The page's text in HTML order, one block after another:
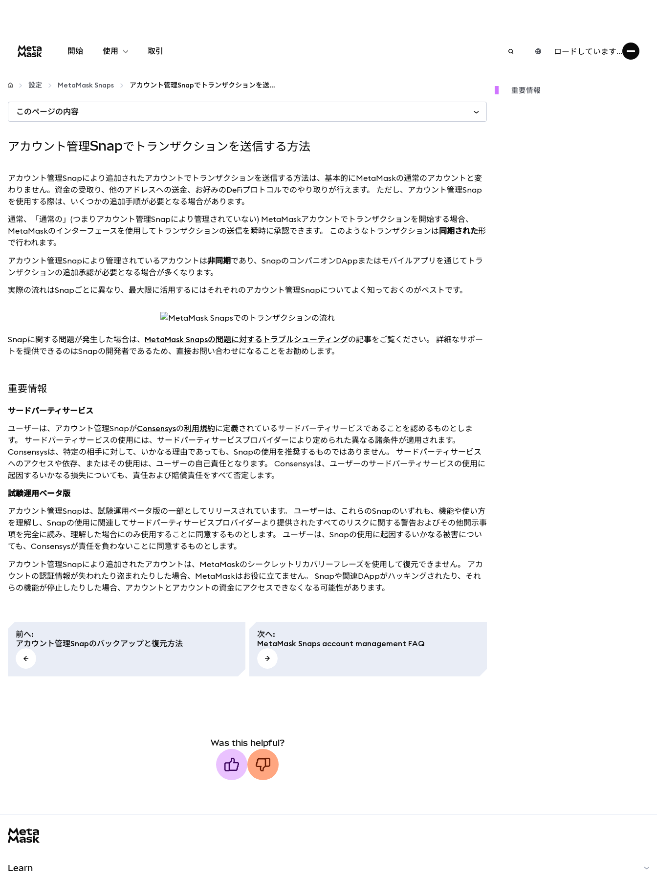
開始 使用
設定
仮想通貨の管理
取引 ロードしています...
設定 MetaMask Snaps アカウント管理Snapでトランザクションを送信する方法
このページの内容
アカウント管理Snapでトランザクションを送信する方法
アカウント管理Snapにより追加されたアカウントでトランザクションを送信する方法は、基本的にMetaMaskの通常のアカウントと変
わりません。資金の受取り、他のアドレスへの送金、お好みのDeFiプロトコルでのやり取りが行えます。 ただし、アカウント管理Snap
を使用する際は、いくつかの追加手順が必要となる場合があります。
通常、「通常の」(つまりアカウント管理Snapにより管理されていない) MetaMaskアカウントでトランザクションを開始する場合、
MetaMaskのインターフェースを使用してトランザクションの送信を瞬時に承認できます。 このようなトランザクションは 同期された形
で行われます。
アカウント管理Snapにより管理されているアカウントは非同期であり、SnapのコンパニオンDAppまたはモバイルアプリを通じてトラ
ンザクションの追加承認が必要となる場合が多くなります。
実際の流れはSnapごとに異なり、最大限に活用するにはそれぞれのアカウント管理Snapについてよく知っておくのがベストです。
Snapに関する問題が発生した場合は、 MetaMask Snapsの問題に対するトラブルシューティングの記事をご覧ください。 詳細なサポー
トを提供できるのはSnapの開発者であるため、直接お問い合わせになることをお勧めします。
重要情報
サードパーティサービス
ユーザーは、アカウント管理SnapがConsensysの利用規約に定義されているサードパーティサービスであることを認めるものとしま
す。 サードパーティサービスの使用には、サードパーティサービスプロバイダーにより定められた異なる諸条件が適用されます。
Consensysは、特定の相手に対して、いかなる理由であっても、Snapの使用を推奨するものではありません。 サードパーティサービス
へのアクセスや依存、またはその使用は、ユーザーの自己責任となります。 Consensysは、ユーザーのサードパーティサービスの使用に
起因するいかなる損失についても、責任および賠償責任をすべて否定します。
試験運用ベータ版
アカウント管理Snapは、試験運用ベータ版の一部としてリリースされています。 ユーザーは、これらのSnapのいずれも、機能や使い方
を理解し、Snapの使用に関連してサードパーティサービスプロバイダーより提供されたすべてのリスクに関する警告およびその他開示事
項を完全に読み、理解した場合にのみ使用することに同意するものとします。 ユーザーは、Snapの使用に起因するいかなる被害につい
ても、Consensysが責任を負わないことに同意するものとします。
アカウント管理Snapにより追加されたアカウントは、MetaMaskのシークレットリカバリーフレーズを使用して復元できません。 アカ
ウントの認証情報が失われたり盗まれたりした場合、MetaMaskはお役に立てません。 Snapや関連DAppがハッキングされたり、それ
らの機能が停止したりした場合、アカウントとアカウントの資金にアクセスできなくなる可能性があります。
前へ:
アカウント管理Snapのバックアップと復元方法
次へ:
MetaMask Snaps account management FAQ
Was this helpful?
重要情報
Learn